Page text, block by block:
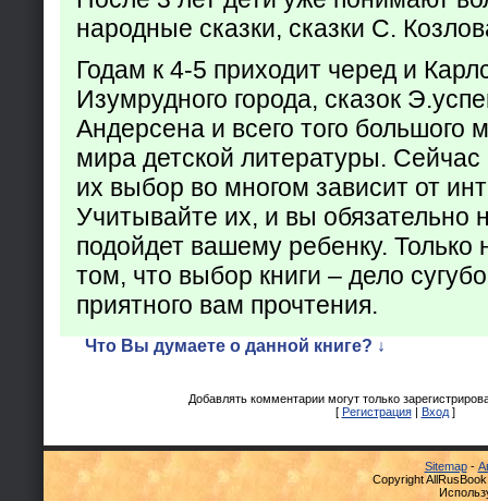
народные сказки, сказки С.
Годам к 4-5 приходит черед и
Изумрудного города, сказок
Андерсена и всего того большого
мира детской литературы. Сейчас
их выбор во многом зависит от
Учитывайте их, и вы обязательно
подойдет вашему ребенку. Только
том, что выбор книги – дело
приятного вам прочтения.
Что Вы думаете о данной книге? ↓
Добавлять комментарии могут только
[ Регистрация| Вход]
Sitemap-
Copyright